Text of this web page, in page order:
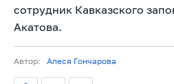
сотрудник Кавказского
Акатова.
Автор: Алеся Гончарова